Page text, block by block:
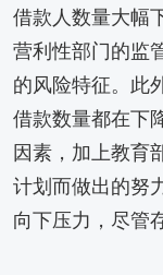
借款人数量大幅
营利性部门的监
的风险特征。此
借款数量都在下
因素，加上教育
计划而做出的努
向下压力，尽管